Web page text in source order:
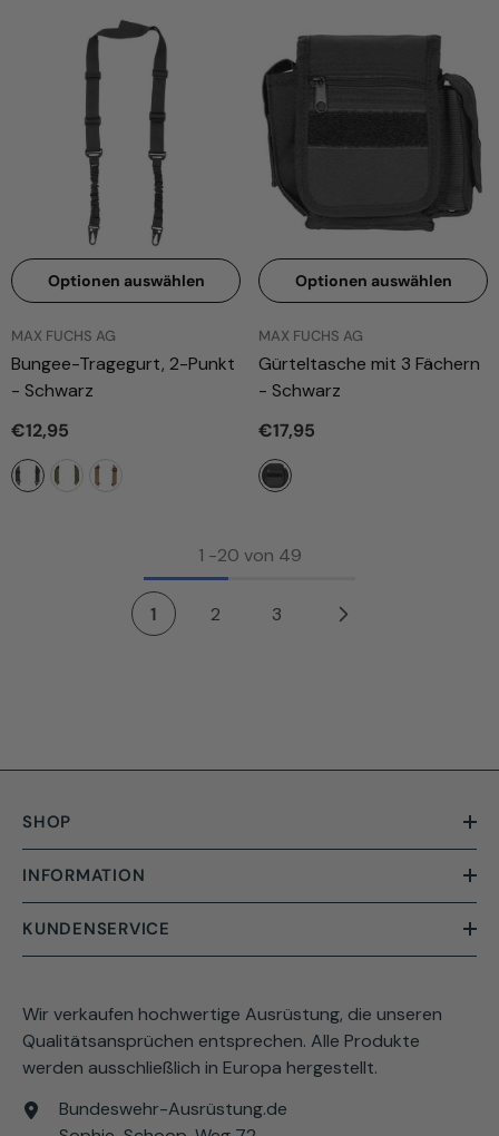
Optionen auswählen
ANBIETER:
MAX FUCHS AG
Bungee-Tragegurt, 2-Punkt
- Schwarz
€12,95
Optionen auswählen
ANBIETER:
MAX FUCHS AG
Gürteltasche mit 3 Fächern
- Schwarz
€17,95
1 -20 von 49
1 2 3
SHOP
INFORMATION
KUNDENSERVICE
Wir verkaufen hochwertige Ausrüstung, die unseren
Qualitätsansprüchen entsprechen. Alle Produkte
werden ausschließlich in Europa hergestellt.
Bundeswehr-Ausrüstung.de